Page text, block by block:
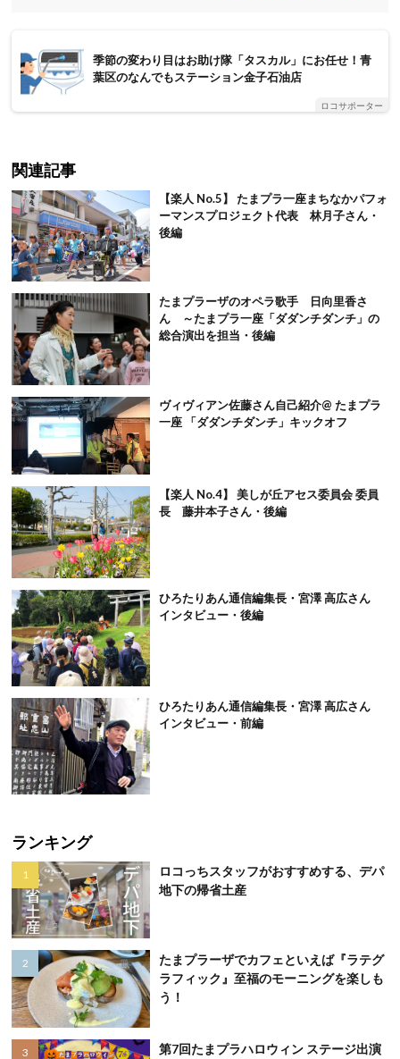
季節の変わり目はお助け隊「タスカル」にお任せ！青
葉区のなんでもステーション金子石油店
ロコサポーター
関連記事
【楽人 No.5】 たまプラ一座まちなかパフォ
ーマンスプロジェクト代表 林月子さん・
後編
たまプラーザのオペラ歌手 日向里香さ
ん ～たまプラ一座「ダダンチダンチ」の
総合演出を担当・後編
ヴィヴィアン佐藤さん自己紹介@ たまプラ
一座 「ダダンチダンチ」キックオフ
【楽人 No.4】 美しが丘アセス委員会 委員
長 藤井本子さん・後編
ひろたりあん通信編集長・宮澤 高広さん
インタビュー・後編
ひろたりあん通信編集長・宮澤 高広さん
インタビュー・前編
ランキング
ロコっちスタッフがおすすめする、デパ
地下の帰省土産
たまプラーザでカフェといえば『ラテグ
ラフィック』至福のモーニングを楽しも
う！
第7回たまプラハロウィン ステージ出演